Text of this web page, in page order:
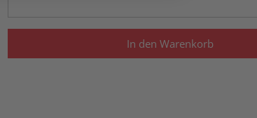
In den Warenkorb